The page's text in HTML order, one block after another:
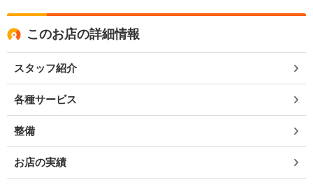
このお店の詳細情報
スタッフ紹介
各種サービス
整備
お店の実績